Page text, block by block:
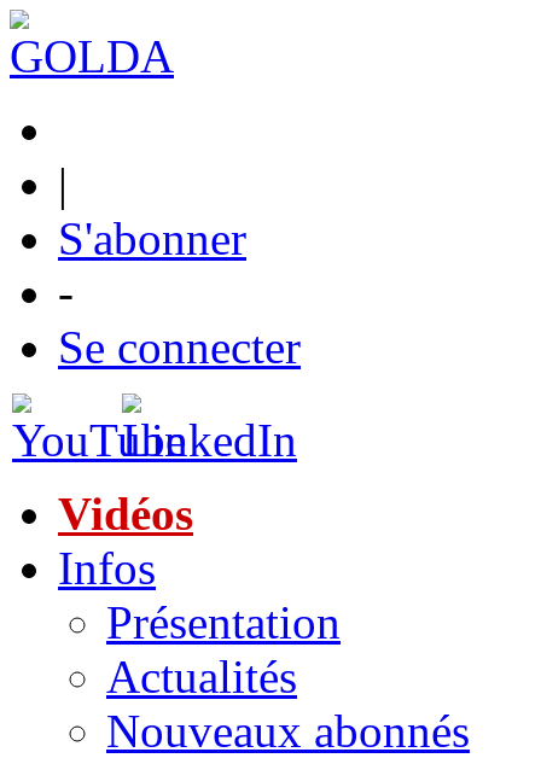
|
S'abonner
-
Se connecter
Vidéos
Infos
Présentation
Actualités
Nouveaux abonnés